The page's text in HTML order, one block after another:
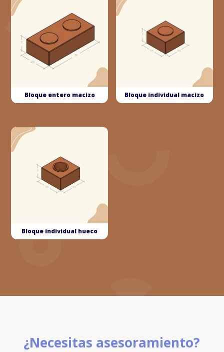
Bloque entero macizo Bloque individual macizo
Bloque individual hueco
¿Necesitas asesoramiento?